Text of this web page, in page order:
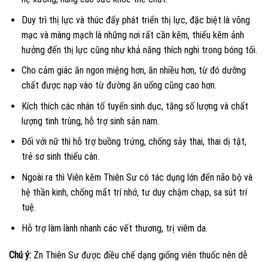
Duy trì thị lực và thúc đẩy phát triển thị lực, đặc biệt là võng
mạc và màng mạch là những nơi rất cần kẽm, thiếu kẽm ảnh
hưởng đến thị lực cũng như khả năng thích nghi trong bóng tối.
Cho cảm giác ăn ngon miệng hơn, ăn nhiều hơn, từ đó dưỡng
chất được nạp vào từ đường ăn uống cũng cao hơn.
Kích thích các nhân tố tuyến sinh dục, tăng số lượng và chất
lượng tinh trùng, hỗ trợ sinh sản nam.
Đối với nữ thì hỗ trợ buồng trứng, chống sảy thai, thai dị tật,
trẻ sơ sinh thiếu cân.
Ngoài ra thì Viên kẽm Thiên Sư có tác dụng lớn đến não bộ và
hệ thần kinh, chống mất trí nhớ, tư duy chậm chạp, sa sút trí
tuệ.
Hỗ trợ làm lành nhanh các vết thương, trị viêm da.
Chú ý: Zn Thiên Sư được điều chế dạng giống viên thuốc nên dễ